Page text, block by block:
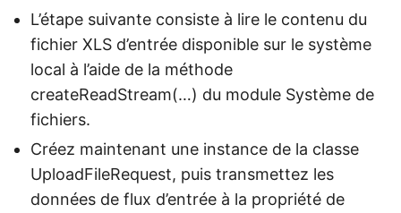
L’étape suivante consiste à lire le contenu du
fichier XLS d’entrée disponible sur le système
local à l’aide de la méthode
createReadStream(…) du module Système de
fichiers.
Créez maintenant une instance de la classe
UploadFileRequest, puis transmettez les
données de flux d’entrée à la propriété de